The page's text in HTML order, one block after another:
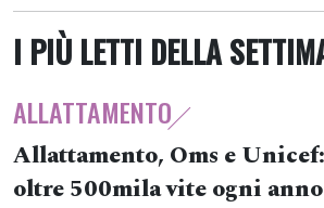
I PIÙ LETTI DELLA
ALLATTAMENTO
Allattamento, Oms e
oltre 500mila vite ogni anno